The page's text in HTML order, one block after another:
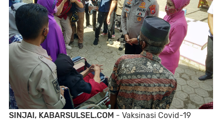
SINJAI, KABARSULSEL.COM - Vaksinasi Covid-19